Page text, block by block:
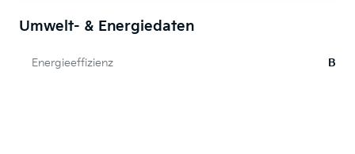
Umwelt- & Energiedaten
Energieeffizienz B